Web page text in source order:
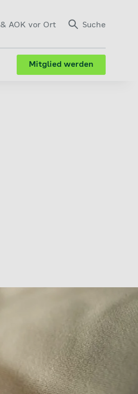
& AOK vor Ort Suche
Mitglied werden